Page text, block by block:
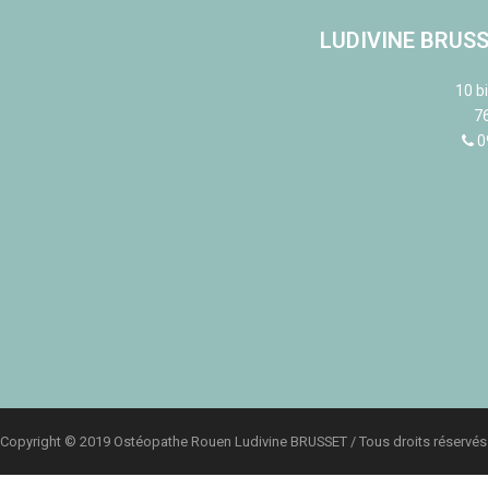
LUDIVINE
10
Copyright © 2019 Ostéopathe Rouen Ludivine BRUSSET / Tous droits réservés